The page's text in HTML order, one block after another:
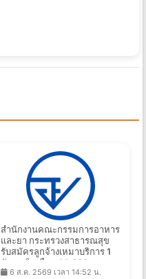
สำนักงานคณะกรรมการอาหาร
และยา กระทรวงสาธารณสุข
รับสมัครลูกจ้างเหมาบริการ 1
อัตรา เงินเดือน 14,000 บาท
ตั้งแต่บัดนี้ถึง 14 ส.ค. 2569
6 ส.ค. 2569 เวลา 14:52 น.